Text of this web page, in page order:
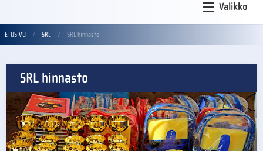
Valikko
ETUSIVU SRL SRL hinnasto
SRL hinnasto